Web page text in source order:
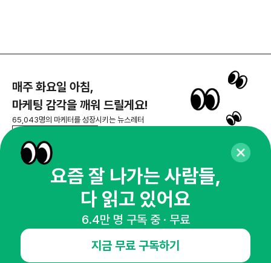
매주 화요일 아침,
마케팅 감각을 깨워 드릴게요!
65,043명의 마케터를 성장시키는 뉴스레터
오픈애즈란 공지사항 제휴문의
인사이터 신청
뉴스레터
요즘 잘 나가는 사람들,
다 읽고 있어요
6.4만 명 구독 중 · 무료
지금 무료 구독하기